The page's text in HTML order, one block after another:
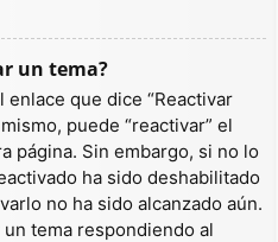
un tema?
que dice “Reactivar
puede “reactivar” el
página. Sin embargo, si no lo
ha sido deshabilitado
no ha sido alcanzado aún.
tema respondiendo al